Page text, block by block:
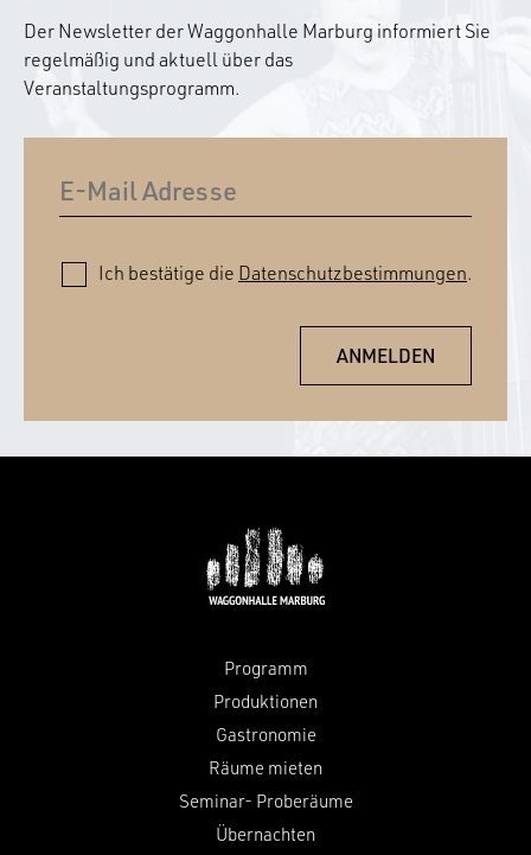
Der Newsletter der Waggonhalle Marburg informiert Sie
regelmäßig und aktuell über das
Veranstaltungsprogramm.
Ich bestätige die Datenschutzbestimmungen.
Programm
Produktionen
Gastronomie
Räume mieten
Seminar- Proberäume
Übernachten